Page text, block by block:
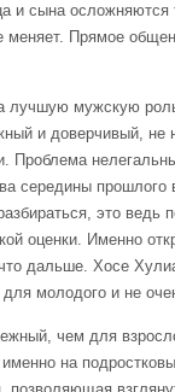
и сына осложняются
меняет. Прямое
лучшую мужскую
и доверчивый,
Проблема
середины
это ведь
оценки. Именно
дальше. Хосе
молодого и не
чем для
на